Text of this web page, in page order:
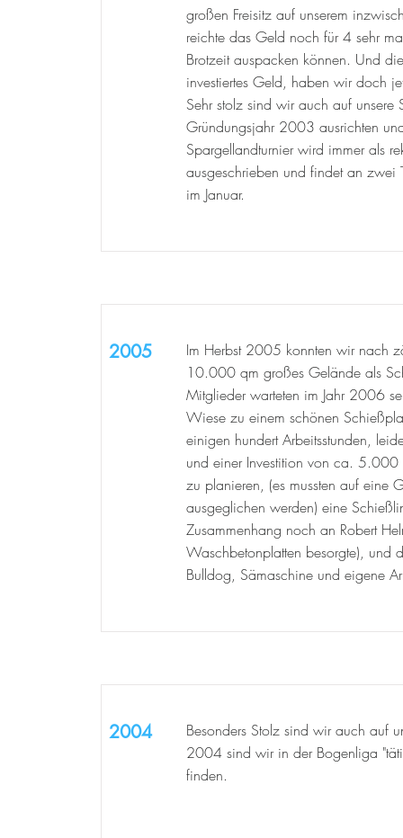
großen Freisitz auf unserem
reichte das Geld noch für 4 sehr
Brotzeit auspacken können. Und
investiertes Geld, haben wir doch
Sehr stolz sind wir auch auf unsere
Gründungsjahr 2003 ausrichten
Spargellandturnier wird immer als
ausgeschrieben und findet an zwei
im Januar.
2005
Im Herbst 2005 konnten wir nach
10.000 qm großes Gelände als
Mitglieder warteten im Jahr 2006
Wiese zu einem schönen
einigen hundert Arbeitsstunden,
und einer Investition von ca.
zu planieren, (es mussten auf
ausgeglichen werden) eine
Zusammenhang noch an Robert
Waschbetonplatten besorgte), und
Bulldog, Sämaschine und eigene
2004
Besonders Stolz sind wir auch auf
2004 sind wir in der Bogenliga
finden.